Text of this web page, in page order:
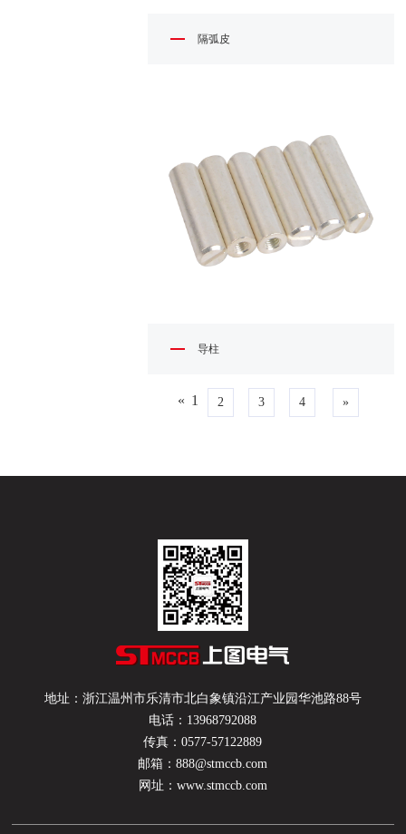
隔弧皮
导柱
« 1 2 3 4 »
地址：浙江温州市乐清市北白象镇沿江产业园华池路88号
电话：13968792088
传真：0577-57122889
邮箱：888@stmccb.com
网址：www.stmccb.com